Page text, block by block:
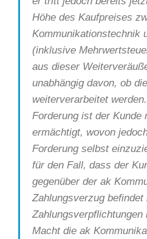
Höhe des Kaufpreises
Kommunikationstechnik
(inklusive
aus dieser
unabhängig davon, ob
weiterverarbeitet
Forderung ist der Kunde
ermächtigt, wovon
Forderung selbst
für den Fall, dass der
gegenüber der ak
Zahlungsverzug befindet
Zahlungsverpflichtungen
Macht die ak